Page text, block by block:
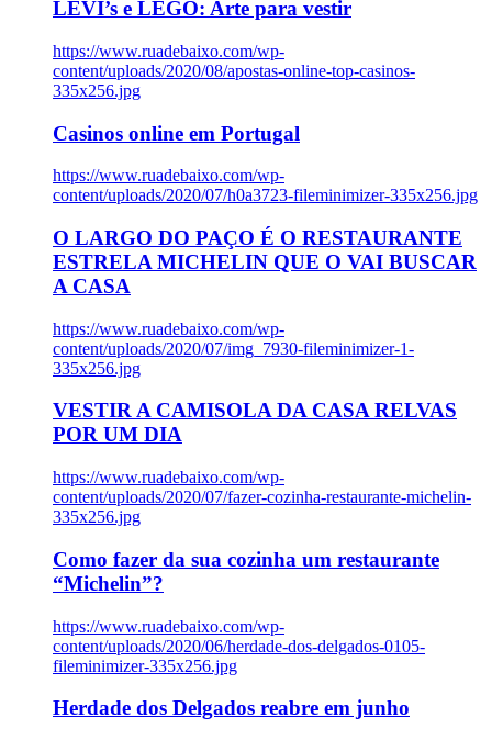
LEVI’s e LEGO: Arte para vestir
https://www.ruadebaixo.com/wp-
content/uploads/2020/08/apostas-online-top-casinos-
335x256.jpg
Casinos online em Portugal
https://www.ruadebaixo.com/wp-
content/uploads/2020/07/h0a3723-fileminimizer-335x256.jpg
O LARGO DO PAÇO É O RESTAURANTE
ESTRELA MICHELIN QUE O VAI BUSCAR
A CASA
https://www.ruadebaixo.com/wp-
content/uploads/2020/07/img_7930-fileminimizer-1-
335x256.jpg
VESTIR A CAMISOLA DA CASA RELVAS
POR UM DIA
https://www.ruadebaixo.com/wp-
content/uploads/2020/07/fazer-cozinha-restaurante-michelin-
335x256.jpg
Como fazer da sua cozinha um restaurante
“Michelin”?
https://www.ruadebaixo.com/wp-
content/uploads/2020/06/herdade-dos-delgados-0105-
fileminimizer-335x256.jpg
Herdade dos Delgados reabre em junho